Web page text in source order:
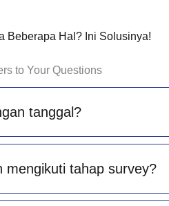
Beberapa Hal? Ini Solusinya!
to Your Questions
tanggal?
mengikuti tahap survey?